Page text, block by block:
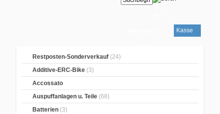
Kasse
Restposten-Sonderverkauf (24)
Additive-ERC-Bike (3)
Accossato
Auspuffanlagen u. Teile (68)
Batterien (3)